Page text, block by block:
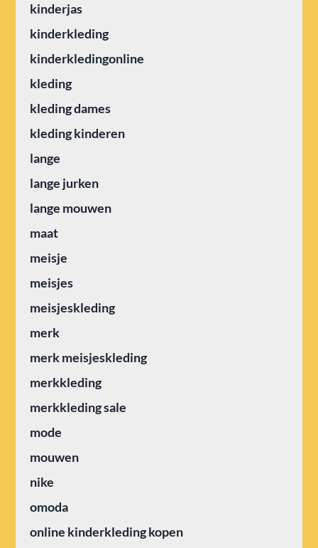
kinderjas
kinderkleding
kinderkledingonline
kleding
kleding dames
kleding kinderen
lange
lange jurken
lange mouwen
maat
meisje
meisjes
meisjeskleding
merk
merk meisjeskleding
merkkleding
merkkleding sale
mode
mouwen
nike
omoda
online kinderkleding kopen